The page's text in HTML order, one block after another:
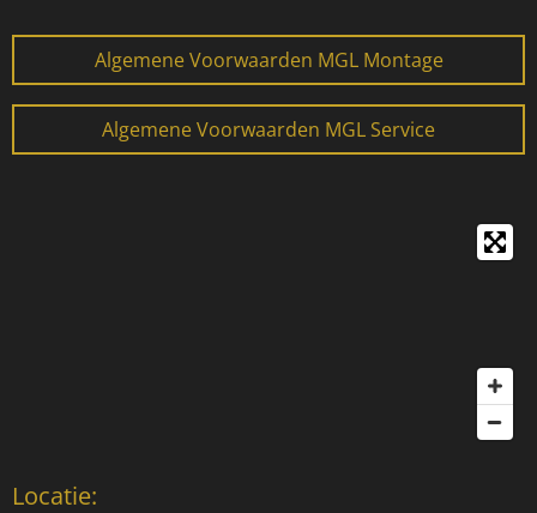
Algemene Voorwaarden MGL Montage
Algemene Voorwaarden MGL Service
Locatie: